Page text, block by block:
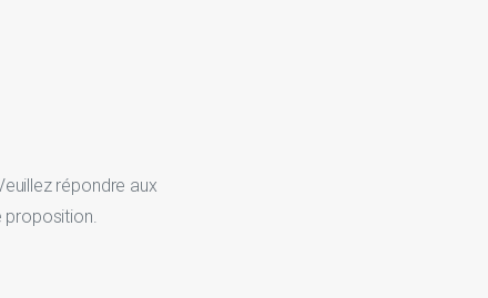
répondre aux
proposition.